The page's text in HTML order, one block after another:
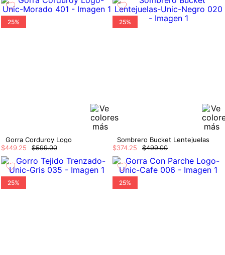
25%
Gorra Corduroy Logo
$599.00
$449 25
25%
Sombrero Bucket Lentejuelas
$499.00
$374 25
25% 25%